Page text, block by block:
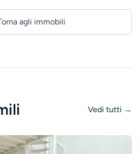
agli immobili
Vedi tutti →